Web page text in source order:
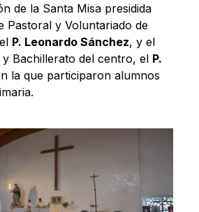
de la Santa Misa presidida
Pastoral y Voluntariado de
P. Leonardo Sánchez, y el
y Bachillerato del centro, el P.
la que participaron alumnos